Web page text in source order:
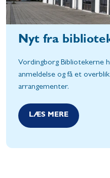
Nyt fra
Vordingborg Bibliotekerne
anmeldelse og få et
arrangementer.
LÆS MERE